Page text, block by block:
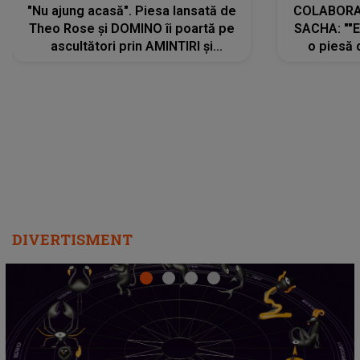
"Nu ajung acasă". Piesa lansată de
Theo Rose și DOMINO îi poartă pe
ascultători prin AMINTIRI și
SACHA:
o piesă
DIVERTISMENT